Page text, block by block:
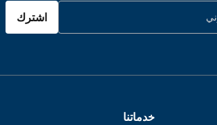
اشترك
خدماتنا